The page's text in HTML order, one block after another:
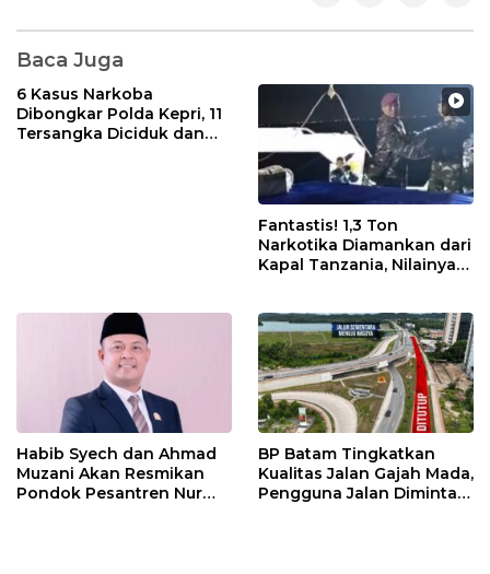
Baca Juga
6 Kasus Narkoba
Dibongkar Polda Kepri, 11
Tersangka Diciduk dan
Fantastis! 1,3 Ton
Narkotika Diamankan dari
Kapal Tanzania, Nilainya
Habib Syech dan Ahmad
Muzani Akan Resmikan
Pondok Pesantren Nur
BP Batam Tingkatkan
Kualitas Jalan Gajah Mada,
Pengguna Jalan Diminta